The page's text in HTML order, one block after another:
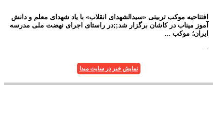
افتتاحیه موکب تربیتی «سیدالشهدای انقلاب» با یاد شهدای معلم و دانش
آموز میناب در کاشان برگزار شد;;در راستای اجرای نهضت ملی مدرسه
ایران؛ موکب ...
نمایش خبر در سایت مبدا